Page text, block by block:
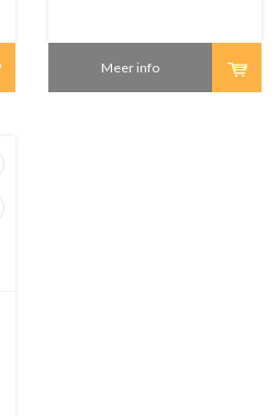
Meer info